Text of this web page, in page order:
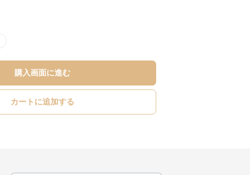
購入画面に進む
カートに追加する